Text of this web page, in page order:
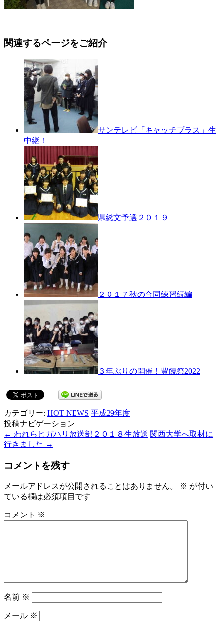
関連するページをご紹介
サンテレビ「キャッチプラス」生
中継！
県総文予選２０１９
２０１７秋の合同練習続編
３年ぶりの開催！豊饒祭2022
カテゴリー: HOT NEWS 平成29年度
投稿ナビゲーション
← われらヒガハリ放送部２０１８生放送 関西大学へ取材に
行きました →
コメントを残す
メールアドレスが公開されることはありません。 ※ が付い
ている欄は必須項目です
コメント ※
名前 ※
メール ※